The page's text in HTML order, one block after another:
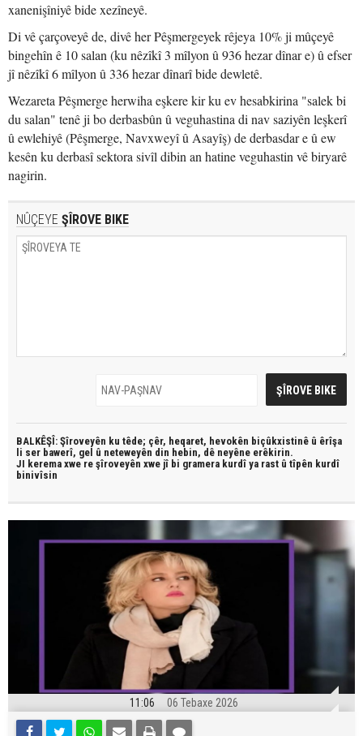
xanenişîniyê bide xezîneyê.
Di vê çarçoveyê de, divê her Pêşmergeyek rêjeya 10% ji mûçeyê
bingehîn ê 10 salan (ku nêzîkî 3 mîlyon û 936 hezar dînar e) û efser
jî nêzîkî 6 mîlyon û 336 hezar dînarî bide dewletê.
Wezareta Pêşmerge herwiha eşkere kir ku ev hesabkirina "salek bi
du salan" tenê ji bo derbasbûn û veguhastina di nav saziyên leşkerî
û ewlehiyê (Pêşmerge, Navxweyî û Asayîş) de derbasdar e û ew
kesên ku derbasî sektora sivîl dibin an hatine veguhastin vê biryarê
nagirin.
NÛÇEYE ŞÎROVE BIKE
BALKÊŞÎ: Şîroveyên ku têde; çêr, heqaret, hevokên biçûkxistinê û êrîşa
li ser bawerî, gel û neteweyên din hebin, dê neyêne erêkirin.
JI kerema xwe re şîroveyên xwe jî bi gramera kurdî ya rast û tîpên kurdî
binivîsin
11:06 06 Tebaxe 2026